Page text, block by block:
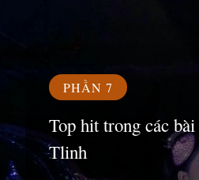
PHẦN 7
Top hit trong các
Tlinh